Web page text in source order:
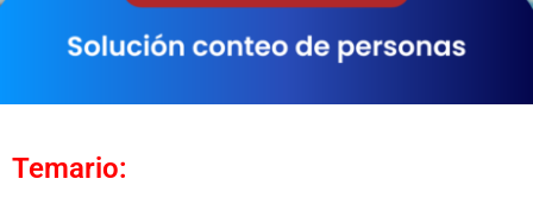
Temario: